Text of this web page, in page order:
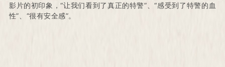
影片的初印象，“让我们看到了真正的特警”、“感受到了特警的血
性”、“很有安全感”。